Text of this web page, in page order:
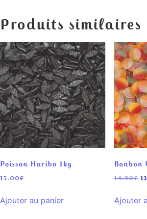
Produits similaires
Poisson Haribo 1kg
15.00€
Ajouter au panier
Bonbon
14.90€
Ajouter